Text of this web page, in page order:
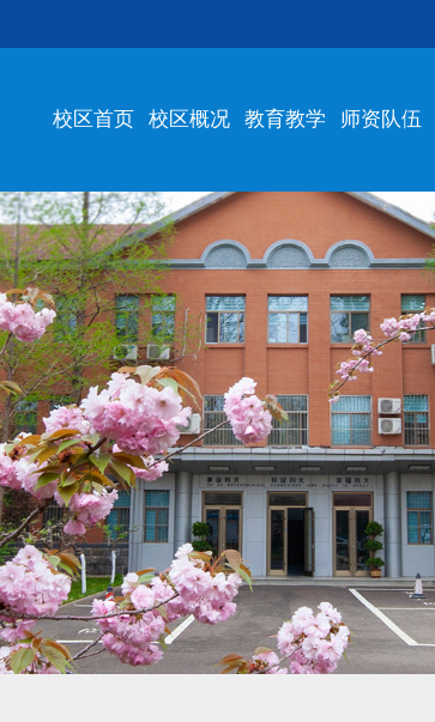
校区首页 校区概况 教育教学 师资队伍